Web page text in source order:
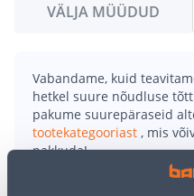
VÄLJA MÜÜDUD
Vabandame, kuid
hetkel suure nõudluse
pakume suurepäraseid
tootekategooriast , mis
pakkuda!
Teie ostlemisrõõm ei pea
uurimistööd saate jätkata,